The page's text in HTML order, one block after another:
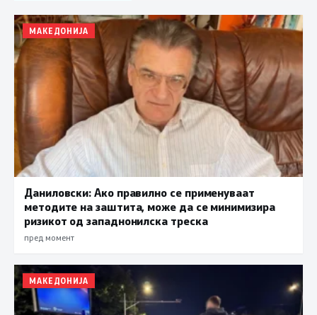
МАКЕДОНИЈА
Даниловски: Ако правилно се применуваат
методите на заштита, може да се минимизира
ризикот од западнонилска треска
пред момент
МАКЕДОНИЈА